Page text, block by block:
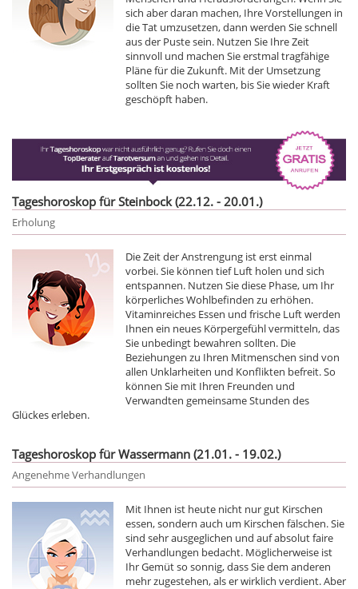
sich aber daran machen, Ihre Vorstellungen in
die Tat umzusetzen, dann werden Sie schnell
aus der Puste sein. Nutzen Sie Ihre Zeit
sinnvoll und machen Sie erstmal tragfähige
Pläne für die Zukunft. Mit der Umsetzung
sollten Sie noch warten, bis Sie wieder Kraft
geschöpft haben.
Tageshoroskop für Steinbock (22.12. - 20.01.)
Erholung
Die Zeit der Anstrengung ist erst einmal
vorbei. Sie können tief Luft holen und sich
entspannen. Nutzen Sie diese Phase, um Ihr
körperliches Wohlbefinden zu erhöhen.
Vitaminreiches Essen und frische Luft werden
Ihnen ein neues Körpergefühl vermitteln, das
Sie unbedingt bewahren sollten. Die
Beziehungen zu Ihren Mitmenschen sind von
allen Unklarheiten und Konflikten befreit. So
können Sie mit Ihren Freunden und
Verwandten gemeinsame Stunden des
Glückes erleben.
Tageshoroskop für Wassermann (21.01. - 19.02.)
Angenehme Verhandlungen
Mit Ihnen ist heute nicht nur gut Kirschen
essen, sondern auch um Kirschen fälschen. Sie
sind sehr ausgeglichen und auf absolut faire
Verhandlungen bedacht. Möglicherweise ist
Ihr Gemüt so sonnig, dass Sie dem anderen
mehr zugestehen, als er wirklich verdient. Aber